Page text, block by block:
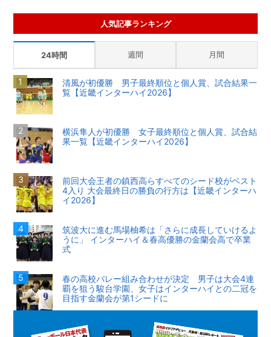
人気記事ランキング
24時間 週間 月間
清風が初優勝 男子最終順位と個人賞、試合結果一
覧【近畿インターハイ2026】
横浜隼人が初優勝 女子最終順位と個人賞、試合結
果一覧【近畿インターハイ2026】
前回大会王者の鎮西高らすべてのシード校がベスト
4入り 大会最終日の勝負の行方は【近畿インターハ
イ2026】
筑波大に進む馬場柚希は「さらに成長していけるよ
うに」 インターハイ＆春高優勝の金蘭会高で卒業
式
春の高校バレー組み合わせが決定 男子は大会4連
覇を狙う駿台学園、女子はインターハイとの二冠を
目指す金蘭会が第1シードに